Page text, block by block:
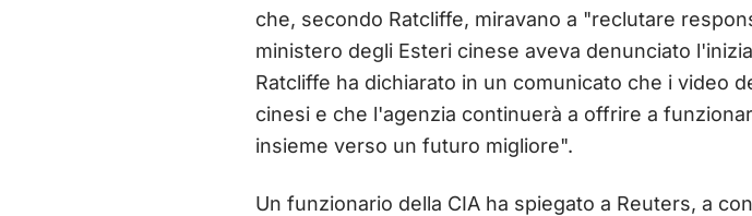
che, secondo Ratcliffe, miravano a "reclutare
ministero degli Esteri cinese aveva denunciato
Ratcliffe ha dichiarato in un comunicato che i video
cinesi e che l'agenzia continuerà a offrire a
insieme verso un futuro migliore".
Un funzionario della CIA ha spiegato a Reuters, a